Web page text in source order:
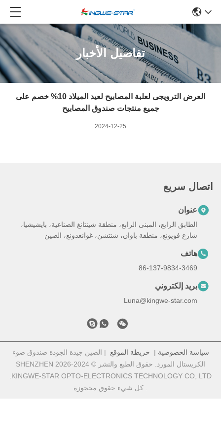
تفاصيل الأخبار
العرض الترويجى لعلبة المصابيح لعيد الميلاد 10% خصم على
جميع منتجات صندوق المصابيح
2024-12-25
اتصال سريع
عنوان
الطابق الرابع، المبنى الرابع، منطقة شينتانغ الصناعية، بايشيشيا،
شارع فويونغ، منطقة باوان، شنتشن، غوانغدونغ، الصين
هاتف
86-137-9834-3469
بريد إلكتروني
Luna@kingwe-star.com
سياسة الخصوصية | خريطة الموقع | الصين جيدة الجودة صندوق ضوء
الكريستال المورد. حقوق الطبع والنشر © 2024-2026 SHENZHEN
. كل شيء حقوق محجوزة